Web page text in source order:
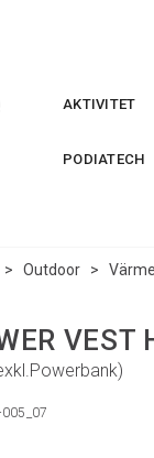
AKTIVITET
PODIATECH
> Outdoor >